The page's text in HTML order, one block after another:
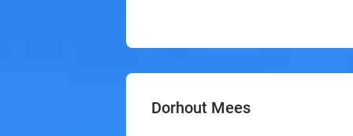
Dorhout Mees